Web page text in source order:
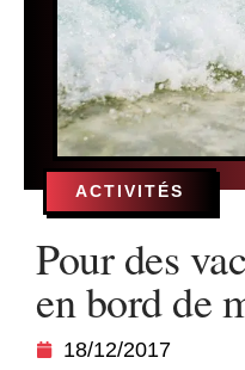
ACTIVITÉS
Pour des
en bord de
18/12/2017